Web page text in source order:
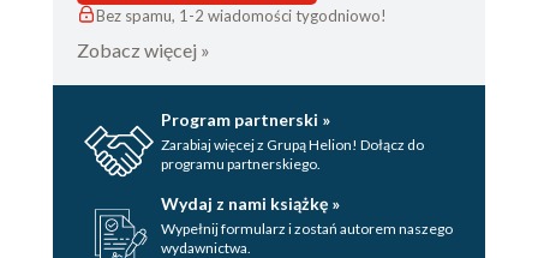
Bez spamu, 1-2 wiadomości tygodniowo!
Zobacz więcej »
Program partnerski »
Zarabiaj więcej z Grupą Helion! Dołącz do
programu partnerskiego.
Wydaj z nami książkę »
Wypełnij formularz i zostań autorem naszego
wydawnictwa.